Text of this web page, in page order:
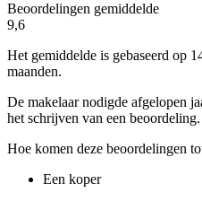
Beoordelingen gemiddelde
9,6
Het gemiddelde is gebaseerd op
maanden.
De makelaar nodigde afgelopen
het schrijven van een beoordeling.
Hoe komen deze beoordelingen
Een koper